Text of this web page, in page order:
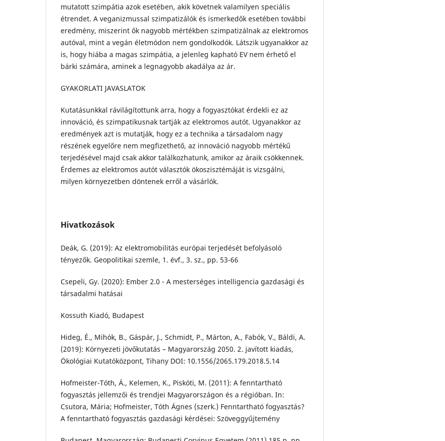
mutatott szimpátia azok esetében, akik követnek valamilyen speciális
étrendet. A veganizmussal szimpatizálók és ismerkedők esetében további
eredmény, miszerint ők nagyobb mértékben szimpatizálnak az elektromos
autóval, mint a vegán életmódon nem gondolkodók. Látszik ugyanakkor az
is, hogy hiába a magas szimpátia, a jelenleg kapható EV nem érhető el
bárki számára, aminek a legnagyobb akadálya az ár.
GYAKORLATI JAVASLATOK
Kutatásunkkal rávilágítottunk arra, hogy a fogyasztókat érdekli ez az
innováció, és szimpatikusnak tartják az elektromos autót. Ugyanakkor az
eredmények azt is mutatják, hogy ez a technika a társadalom nagy
részének egyelőre nem megfizethető, az innováció nagyobb mértékű
terjedésével majd csak akkor találkozhatunk, amikor az áraik csökkennek.
Érdemes az elektromos autót választók ökoszisztémáját is vizsgálni,
milyen környezetben döntenek erről a vásárlók.
Hivatkozások
Deák, G. (2019): Az elektromobilitás európai terjedését befolyásoló
tényezők. Geopolitikai szemle, 1. évf., 3. sz., pp. 53-66
Csepeli, Gy. (2020): Ember 2.0 - A mesterséges intelligencia gazdasági és
társadalmi hatásai
Kossuth Kiadó, Budapest
Hideg, É., Mihók, B., Gáspár, J., Schmidt, P., Márton, A., Fabók, V., Báldi, A.
(2019): Környezeti jövőkutatás – Magyarország 2050. 2. javított kiadás,
Ökológiai Kutatóközpont, Tihany DOI: 10.1556/2065.179.2018.5.14
Hofmeister-Tóth, Á., Kelemen, K., Piskóti, M. (2011): A fenntartható
fogyasztás jellemzői és trendjei Magyarországon és a régióban. In:
Csutora, Mária; Hofmeister, Tóth Ágnes (szerk.) Fenntartható fogyasztás?
A fenntartható fogyasztás gazdasági kérdései: Szöveggyűjtemény